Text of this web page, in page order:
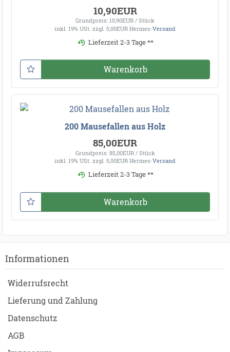
10,90EUR
Grundpreis: 10,90EUR / Stück
inkl. 19% USt. zzgl. 5,00EUR Hermes-Versand
Lieferzeit 2-3 Tage **
Warenkorb
200 Mausefallen aus Holz
85,00EUR
Grundpreis: 85,00EUR / Stück
inkl. 19% USt. zzgl. 5,00EUR Hermes-Versand
Lieferzeit 2-3 Tage **
Warenkorb
Informationen
Widerrufsrecht
Lieferung und Zahlung
Datenschutz
AGB